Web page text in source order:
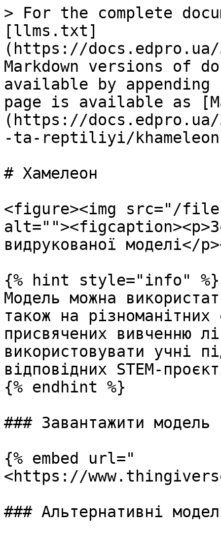
> For the complete
[llms.txt]
(https://
Markdown versions of
available by
page is available as
(https://
-ta-reptiliyi/
# Хамелеон
<figure><img src="/
видрукованої
{% hint style="info" %}
Модель можна
також на різноманітних
присвячених вивченню
використовувати учні
відповідних STEM-
{% endhint %}
### Завантажити модель
{% embed url="
<https://
### Альтернативні